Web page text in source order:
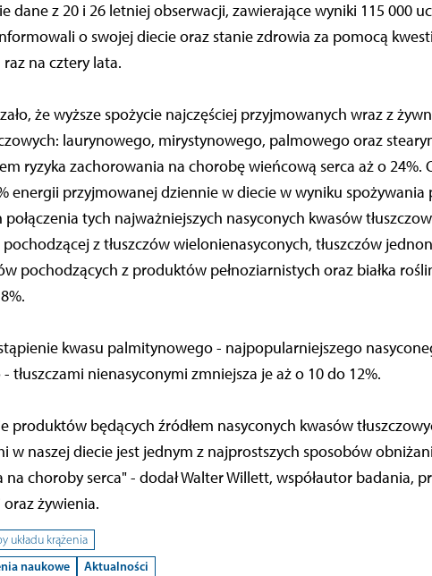
dane z 20 i 26 letniej obserwacji, zawierające wyniki 115 000
o swojej diecie oraz stanie zdrowia za pomocą
na cztery lata.
że wyższe spożycie najczęściej przyjmowanych wraz z
laurynowego, mirystynowego, palmowego oraz
ryzyka zachorowania na chorobę wieńcową serca aż o 24%.
energii przyjmowanej dziennie w diecie w wyniku
połączenia tych najważniejszych nasyconych kwasów
z tłuszczów wielonienasyconych, tłuszczów
pochodzących z produktów pełnoziarnistych oraz białka
kwasu palmitynowego - najpopularniejszego
tłuszczami nienasyconymi zmniejsza je aż o 10 do 12%.
produktów będących źródłem nasyconych kwasów
w naszej diecie jest jednym z najprostszych sposobów
choroby serca" - dodał Walter Willett, współautor badania,
żywienia.
układu krążenia
naukowe Aktualności